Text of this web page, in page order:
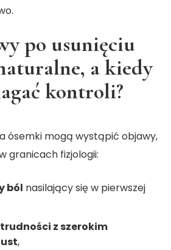
po usunięciu
a kiedy
kontroli?
ósemki mogą wystąpić objawy,
granicach fizjologii:
ból nasilający się w pierwszej
z szerokim
,